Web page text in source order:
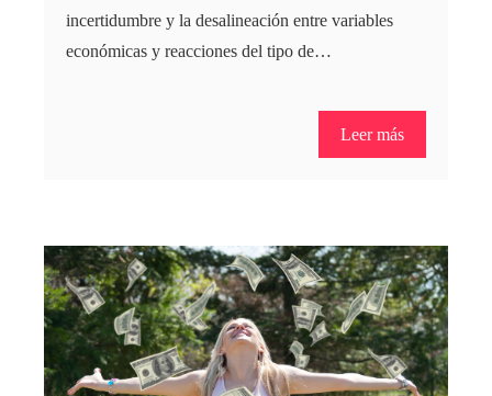
incertidumbre y la desalineación entre variables
económicas y reacciones del tipo de…
Leer más